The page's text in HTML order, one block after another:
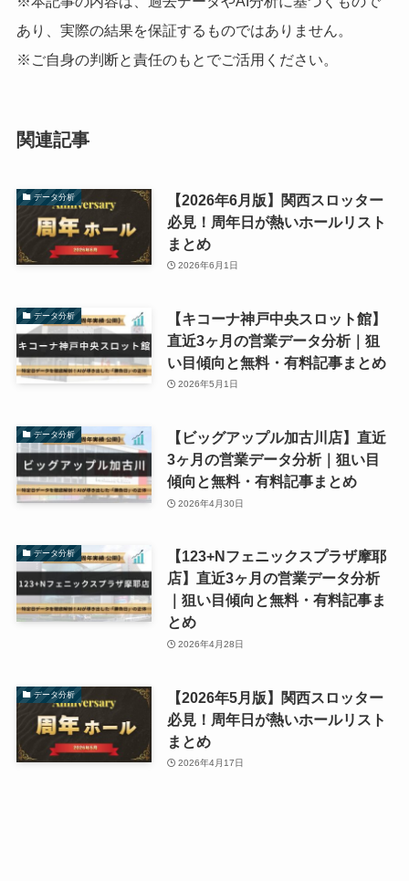
あり、実際の結果を保証するものではありません。
※ご自身の判断と責任のもとでご活用ください。
関連記事
データ分析
【2026年6月版】関西スロッター
必見！周年日が熱いホールリスト
まとめ
2026年6月1日
データ分析
【キコーナ神戸中央スロット館】
直近3ヶ月の営業データ分析｜狙
い目傾向と無料・有料記事まとめ
2026年5月1日
データ分析
【ビッグアップル加古川店】直近
3ヶ月の営業データ分析｜狙い目
傾向と無料・有料記事まとめ
2026年4月30日
データ分析
【123+Nフェニックスプラザ摩耶
店】直近3ヶ月の営業データ分析
｜狙い目傾向と無料・有料記事ま
とめ
2026年4月28日
データ分析
【2026年5月版】関西スロッター
必見！周年日が熱いホールリスト
まとめ
2026年4月17日